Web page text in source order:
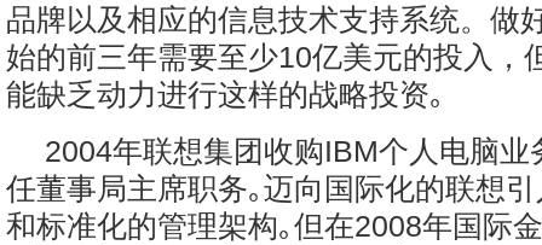
品牌以及相应的信息技术支持系统。做
始的前三年需要至少10亿美元的投入，
能缺乏动力进行这样的战略投资｡
2004年联想集团收购IBM个人电脑业
任董事局主席职务｡迈向国际化的联想
和标准化的管理架构｡但在2008年国际